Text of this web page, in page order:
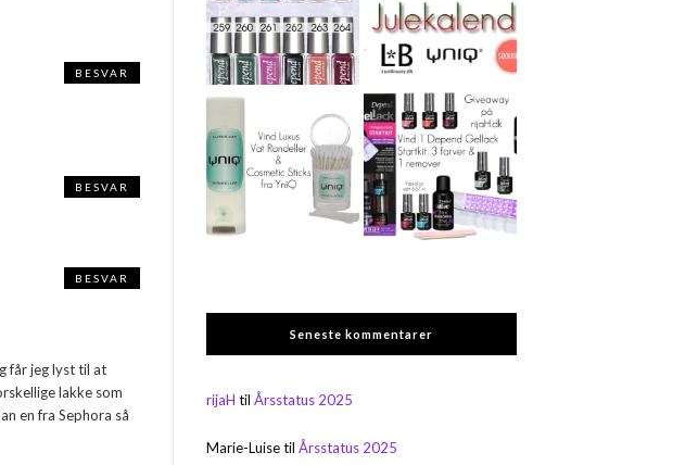
BESVAR
BESVAR
får jeg lyst til at
lakke som
en fra Sephora så
BESVAR
Seneste kommentarer
rijaH tilÅrsstatus 2025
Marie-LuisetilÅrsstatus 2025